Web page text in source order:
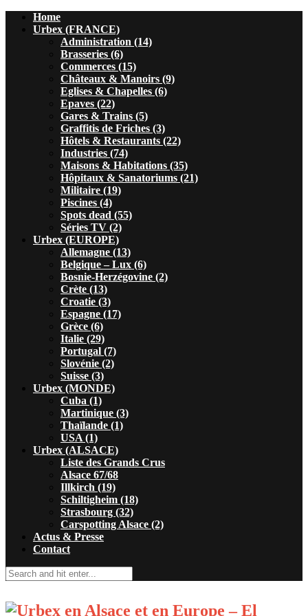
Home
Urbex (FRANCE)
Administration (14)
Brasseries (6)
Commerces (15)
Châteaux & Manoirs (9)
Eglises & Chapelles (6)
Epaves (22)
Gares & Trains (5)
Graffitis de Friches (3)
Hôtels & Restaurants (22)
Industries (74)
Maisons & Habitations (35)
Hôpitaux & Sanatoriums (21)
Militaire (19)
Piscines (4)
Spots dead (55)
Séries TV (2)
Urbex (EUROPE)
Allemagne (13)
Belgique – Lux (6)
Bosnie-Herzégovine (2)
Crète (13)
Croatie (3)
Espagne (17)
Grèce (6)
Italie (29)
Portugal (7)
Slovénie (2)
Suisse (3)
Urbex (MONDE)
Cuba (1)
Martinique (3)
Thaïlande (1)
USA (1)
Urbex (ALSACE)
Liste des Grands Crus
Alsace 67/68
Illkirch (19)
Schiltigheim (18)
Strasbourg (32)
Carspotting Alsace (2)
Actus & Presse
Contact